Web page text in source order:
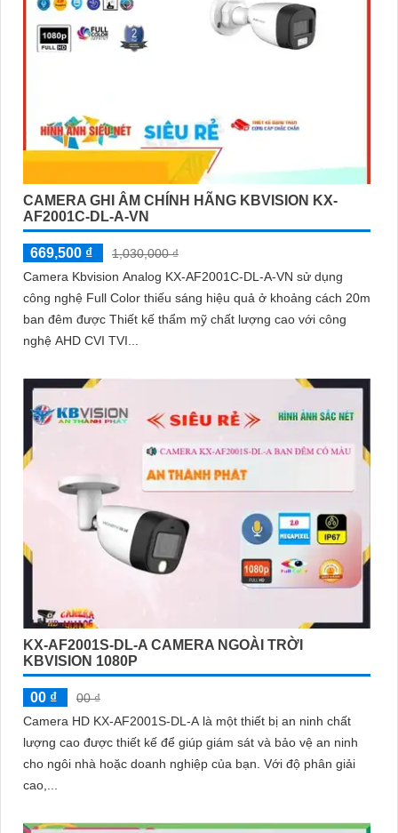
CAMERA GHI ÂM CHÍNH HÃNG KBVISION KX-
AF2001C-DL-A-VN
669,500 ₫
1,030,000 ₫
Camera Kbvision Analog KX-AF2001C-DL-A-VN sử dụng
công nghệ Full Color thiếu sáng hiệu quả ở khoảng cách 20m
ban đêm được Thiết kế thẩm mỹ chất lượng cao với công
nghệ AHD CVI TVI...
KX-AF2001S-DL-A CAMERA NGOÀI TRỜI
KBVISION 1080P
00 ₫
00 ₫
Camera HD KX-AF2001S-DL-A là một thiết bị an ninh chất
lượng cao được thiết kế để giúp giám sát và bảo vệ an ninh
cho ngôi nhà hoặc doanh nghiệp của bạn. Với độ phân giải
cao,...